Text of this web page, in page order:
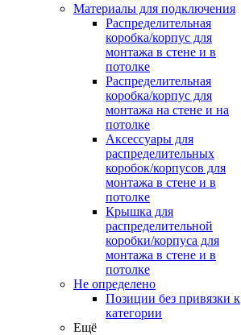
Материалы для подключения
Распределительная
коробка/корпус для
монтажа в стене и в
потолке
Распределительная
коробка/корпус для
монтажа на стене и на
потолке
Аксессуары для
распределительных
коробок/корпусов для
монтажа в стене и в
потолке
Крышка для
распределительной
коробки/корпуса для
монтажа в стене и в
потолке
Не определено
Позиции без привязки к
категории
Ещё